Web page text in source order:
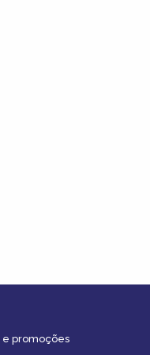
e promoções